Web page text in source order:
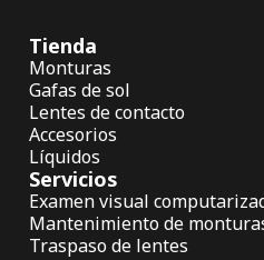
Tienda
Monturas
Gafas de sol
Lentes de contacto
Accesorios
Líquidos
Servicios
Examen visual
Mantenimiento de
Traspaso de lentes